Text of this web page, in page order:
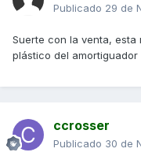
Publicado 29 de
Suerte con la venta,
plástico del amortiguador
ccrosser
Publicado 30 de